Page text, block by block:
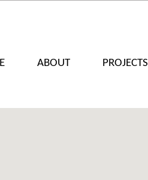
ABOUT PROJECTS